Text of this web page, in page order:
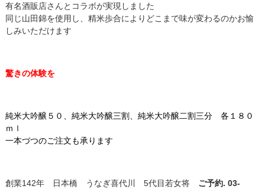
有名酒販店さんとコラボが実現しました
同じ山田錦を使用し、精米歩合によりどこまで味が変わるのかお愉
しみいただけます
驚きの体験を
純米大吟醸５０、純米大吟醸三割、純米大吟醸二割三分 各１８０
ｍｌ
一本づつのご注文も承ります
創業142年 日本橋 うなぎ喜代川 5代目若女将 ご予約. 03-